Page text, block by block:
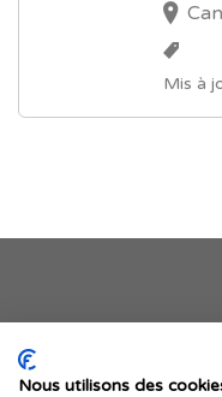
Mis à
Je
Nous utilisons des